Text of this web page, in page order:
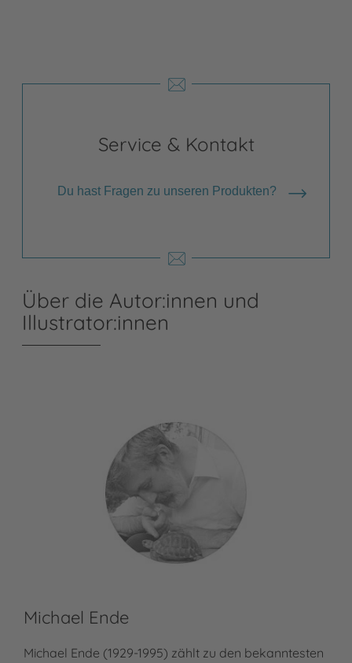
Service & Kontakt
Du hast Fragen zu unseren Produkten?
Über die Autor:innen und
Illustrator:innen
Michael Ende
Michael Ende (1929-1995) zählt zu den bekanntesten